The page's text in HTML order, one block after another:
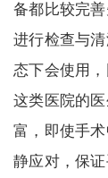
备都比较完
进行检查与
态下会使用
这类医院的
富，即使手
静应对，保